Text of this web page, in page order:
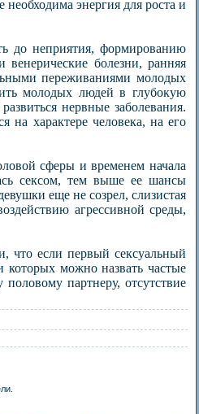
энергия для роста и
до неприятия, формированию
болезни, ранняя
переживаниями молодых
молодых людей в глубокую
нервные заболевания.
на характере человека, на его
сферы и временем начала
сексом, тем выше ее шансы
еще не созрел, слизистая
агрессивной среды,
что если первый сексуальный
можно назвать частые
партнеру, отсутствие